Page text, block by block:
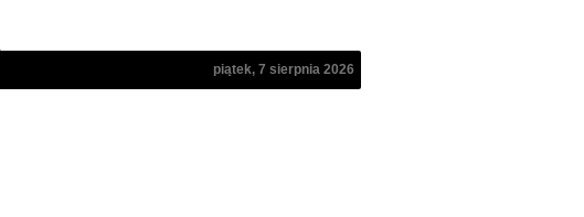
piątek, 7 sierpnia 2026